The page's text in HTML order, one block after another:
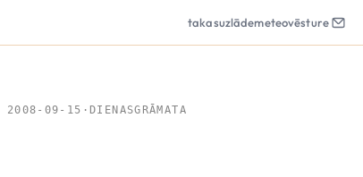
takasuzlādemeteovēsture
2008-09-15 · DIENASGRĀMATA